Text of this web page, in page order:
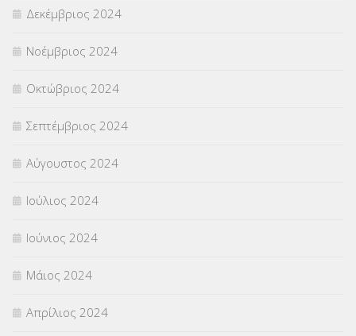
Δεκέμβριος 2024
Νοέμβριος 2024
Οκτώβριος 2024
Σεπτέμβριος 2024
Αύγουστος 2024
Ιούλιος 2024
Ιούνιος 2024
Μάιος 2024
Απρίλιος 2024